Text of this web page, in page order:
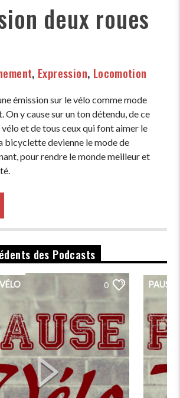
deux roues
, Expression, Locomotion
émission sur le vélo comme mode
On y cause sur un ton détendu, de ce
et de tous ceux qui font aimer le
bicyclette devienne le mode de
pour rendre le monde meilleur et
pas à nous faire part de votre
diffusera dans notre rubrique
des Podcasts
0 PAUSE